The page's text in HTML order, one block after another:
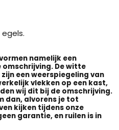
namelijk een
De witte
een weerspiegeling van
vlekken op een kast,
wij dit bij de omschrijving.
dan, alvorens je tot
kijken tijdens onze
garantie, en ruilen is in